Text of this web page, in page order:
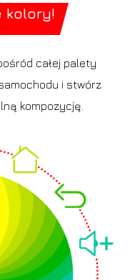
kolory!
całej palety
i stwórz
kompozycję.